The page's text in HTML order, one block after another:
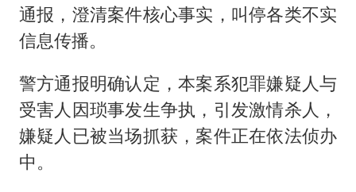
通报，澄清案件核心事实，叫停各类不实
信息传播。
警方通报明确认定，本案系犯罪嫌疑人与
受害人因琐事发生争执，引发激情杀人，
嫌疑人已被当场抓获，案件正在依法侦办
中。